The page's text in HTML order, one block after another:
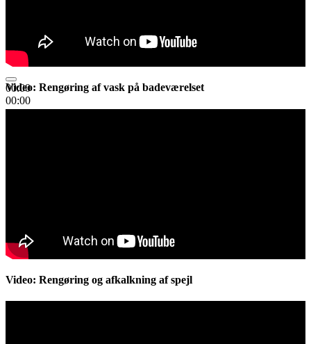
00:00
00:00
05:41
Video: Rengøring af vask på badeværelset
Video: Rengøring og afkalkning af spejl